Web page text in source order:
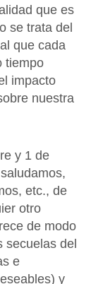
que es
se trata del
que cada
tiempo
impacto
nuestra
y 1 de
etc., de
otro
de modo
secuelas del
e
y